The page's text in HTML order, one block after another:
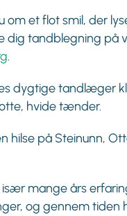
om et flot smil, der
dig tandblegning på
.
dygtige tandlæger
hvide tænder.
hilse på Steinunn,
især mange års
og gennem tiden